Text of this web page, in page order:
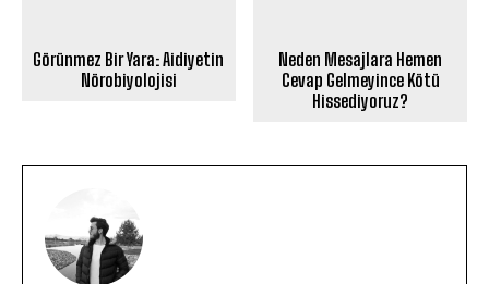
Görünmez Bir Yara: Aidiyetin
Nörobiyolojisi
Neden Mesajlara Hemen
Cevap Gelmeyince Kötü
Hissediyoruz?